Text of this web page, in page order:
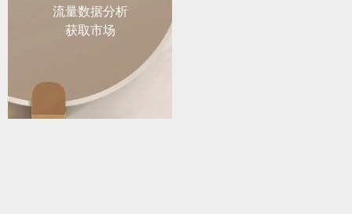
流量数据分析
获取市场